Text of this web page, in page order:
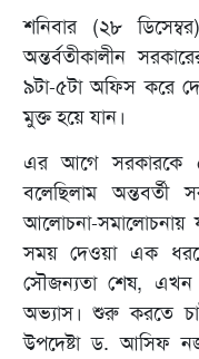
শনিবার (২৮
অন্তর্বতীকালীন
৯টা-৫টা অফিস করে
মুক্ত হয়ে যান।
এর আগে সরকারকে ৫
বলেছিলাম
আলোচনা-
সময় দেওয়া এক
সৌজন‍্যতা শেষ, এখন
অভ‍্যাস। শুরু করতে
উপদেষ্টা ড. আসিফ